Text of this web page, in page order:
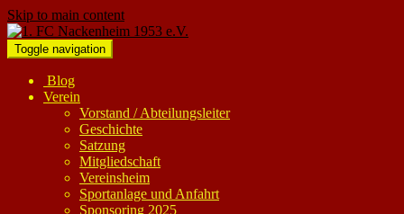
Skip to main content
Toggle navigation
Blog
Verein
Vorstand / Abteilungsleiter
Geschichte
Satzung
Mitgliedschaft
Vereinsheim
Sportanlage und Anfahrt
Sponsoring 2025